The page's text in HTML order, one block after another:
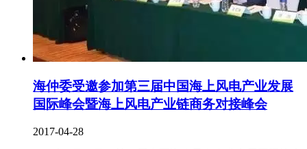
海仲委受邀参加第三届中国海上风电产业发展
国际峰会暨海上风电产业链商务对接峰会
2017-04-28